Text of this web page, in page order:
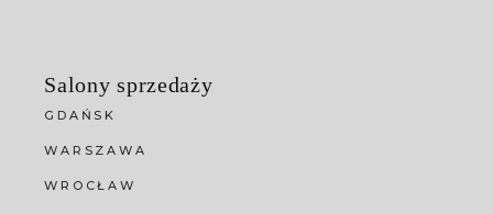
Salony sprzedaży
GDAŃSK
WARSZAWA
WROCŁAW